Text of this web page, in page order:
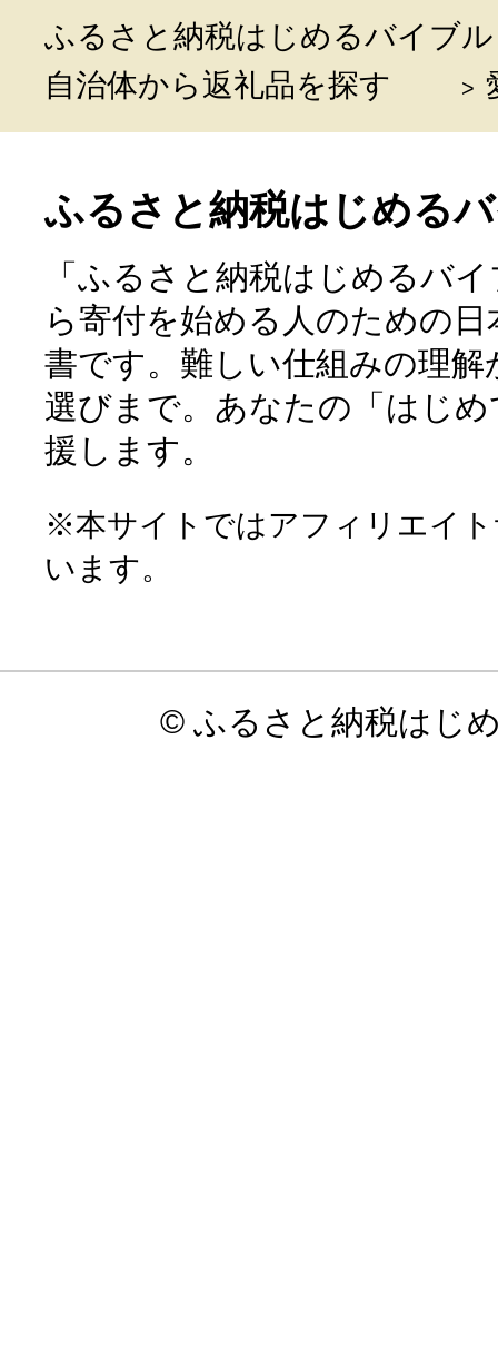
ふるさと納税はじめるバイブル
自治体から返礼品を探す
ふるさと納税はじめる
「ふるさと納税はじめるバ
ら寄付を始める人のための
書です。難しい仕組みの理
選びまで。あなたの「はじ
援します。
※本サイトではアフィリエイ
います。
© ふるさと納税はじ